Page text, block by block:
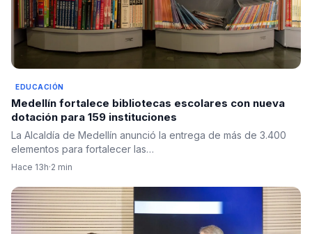
EDUCACIÓN
Medellín fortalece bibliotecas escolares con nueva
dotación para 159 instituciones
La Alcaldía de Medellín anunció la entrega de más de 3.400
elementos para fortalecer las…
Hace 13h·2 min